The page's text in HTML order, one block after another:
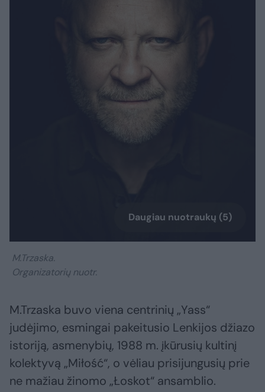
Daugiau nuotraukų (5)
M.Trzaska.
Organizatorių nuotr.
M.Trzaska buvo viena centrinių „Yass“
judėjimo, esmingai pakeitusio Lenkijos džiazo
istoriją, asmenybių, 1988 m. įkūrusių kultinį
kolektyvą „Miłość“, o vėliau prisijungusių prie
ne mažiau žinomo „Łoskot“ ansamblio.